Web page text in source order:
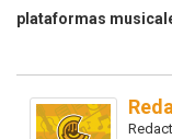
plataformas